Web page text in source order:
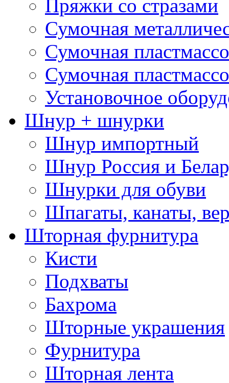
Пряжки со стразами
Сумочная
Сумочная
Сумочная
Установочное
Шнур + шнурки
Шнур импортный
Шнур Россия и
Шнурки для обуви
Шпагаты, канаты,
Шторная фурнитура
Кисти
Подхваты
Бахрома
Шторные украшения
Фурнитура
Шторная лента